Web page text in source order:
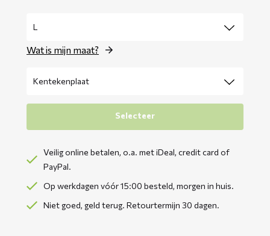
Wat is mijn maat?
Selecteer
Veilig online betalen, o.a. met iDeal, credit card of
PayPal.
Op werkdagen vóór 15:00 besteld, morgen in huis.
Niet goed, geld terug. Retourtermijn 30 dagen.